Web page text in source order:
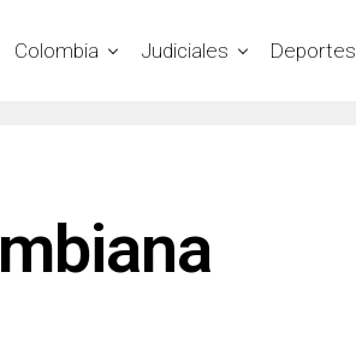
Colombia Judiciales Deportes